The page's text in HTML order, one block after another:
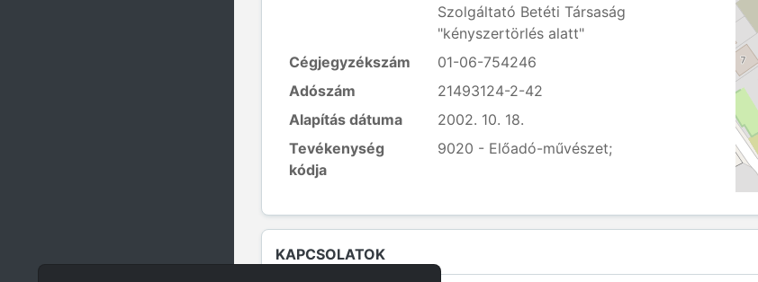
Szolgáltató Betéti Társaság
"kényszertörlés alatt"
Cégjegyzékszám
01-06-754246
Adószám
21493124-2-42
Alapítás dátuma
2002. 10. 18.
Tevékenység
kódja
9020 - Előadó-művészet;
KAPCSOLATOK